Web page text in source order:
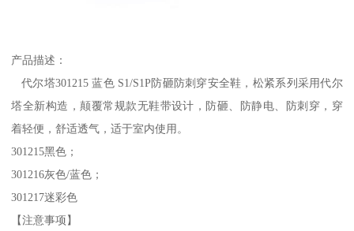
产品描述：
代尔塔301215 蓝色 S1/S1P防砸防刺穿安全鞋，松紧系列采用代尔
塔全新构造，颠覆常规款无鞋带设计，防砸、防静电、防刺穿，穿
着轻便，舒适透气，适于室内使用。
301215黑色；
301216灰色/蓝色；
301217迷彩色
【注意事项】